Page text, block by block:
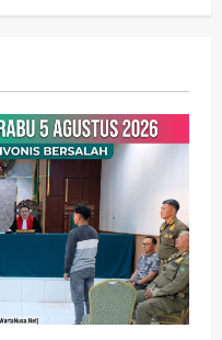
5 Agustus 2026
PP Sidoarjo
Mesin Menuju Piala
5 Agustus 2026
Pemerintahan
Warga Wage
di Bazar Rakyat Jalan
Kuliner UMKM Sambil
4 Agustus 2026